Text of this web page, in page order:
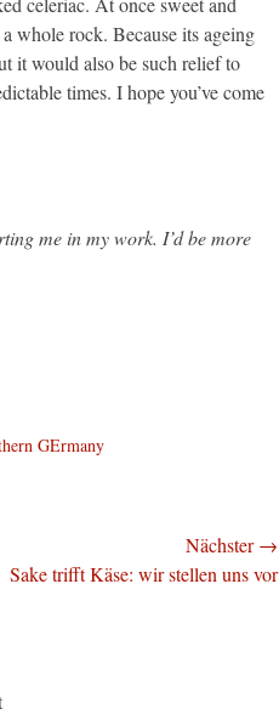
whole rock. Because its ageing
it would also be such relief to
times. I hope you’ve come
me in my work. I’d be more
GErmany
Nächster →
Sake trifft Käse: wir stellen uns vor